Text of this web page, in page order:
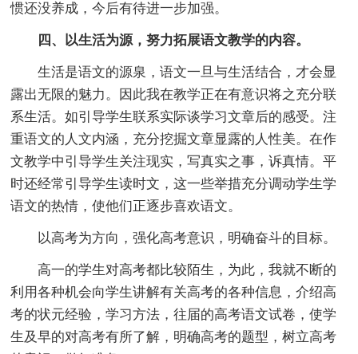
惯还没养成，今后有待进一步加强。
四、以生活为源，努力拓展语文教学的内容。
生活是语文的源泉，语文一旦与生活结合，才会显
露出无限的魅力。因此我在教学正在有意识将之充分联
系生活。如引导学生联系实际谈学习文章后的感受。注
重语文的人文内涵，充分挖掘文章显露的人性美。在作
文教学中引导学生关注现实，写真实之事，诉真情。平
时还经常引导学生读时文，这一些举措充分调动学生学
语文的热情，使他们正逐步喜欢语文。
以高考为方向，强化高考意识，明确奋斗的目标。
高一的学生对高考都比较陌生，为此，我就不断的
利用各种机会向学生讲解有关高考的各种信息，介绍高
考的状元经验，学习方法，往届的高考语文试卷，使学
生及早的对高考有所了解，明确高考的题型，树立高考